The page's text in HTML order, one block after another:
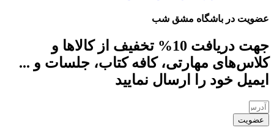
عضویت در باشگاه مشق شب
جهت دریافت 10% تخفیف از کالاها و
کلاس‌های مهارتی، کافه کتاب، جلسات و ...
ایمیل خود را ارسال نمایید
عضویت